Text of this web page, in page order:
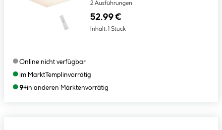
2 Ausführungen
52.99 €
Inhalt: 1 Stück
●Online nicht verfügbar
●im MarktTemplinvorrätig
●9+in anderen Märktenvorrätig